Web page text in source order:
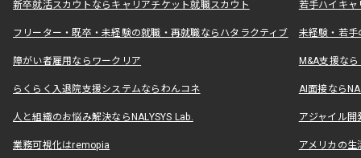
新卒就活スカウトならキャリアチケット就職スカウト 若手ハイキ
フリーター・既卒・未経験の就職・再就職ならハタラクティブ 未経験・若手
障がい者雇用ならワークリア M&A支援な
らくらく入退院支援システムならわんコネ AI面接なら
人と組織のお悩み解決ならNALYSYS Lab. アジャイル
業務可視化はremopia アメリカの